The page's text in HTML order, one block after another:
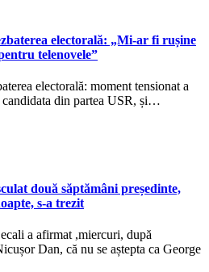
electorală: „Mi-ar fi rușine
telenovele”
electorală: moment tensionat a
din partea USR, și…
două săptămâni președinte,
s-a trezit
a afirmat ,miercuri, după
Dan, că nu se aștepta ca George